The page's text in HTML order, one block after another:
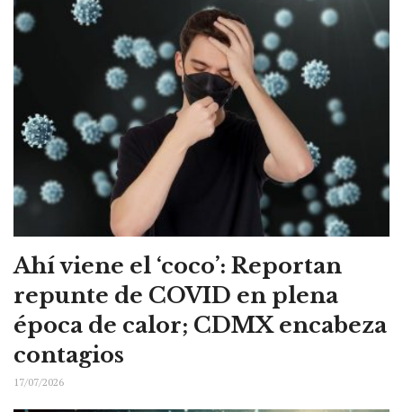
Ahí viene el ‘coco’: Reportan
repunte de COVID en plena
época de calor; CDMX encabeza
contagios
17/07/2026